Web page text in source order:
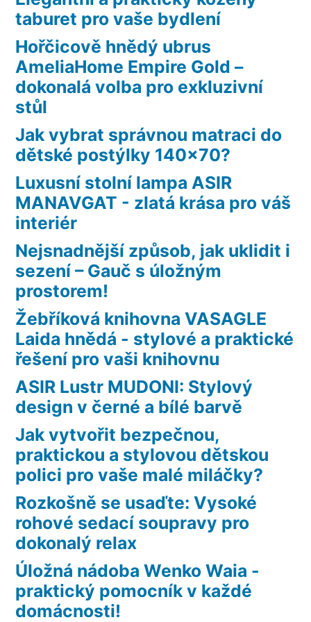
taburet pro vaše bydlení
Hořčicově hnědý ubrus
AmeliaHome Empire Gold –
dokonalá volba pro exkluzivní
stůl
Jak vybrat správnou matraci do
dětské postýlky 140×70?
Luxusní stolní lampa ASIR
MANAVGAT - zlatá krása pro váš
interiér
Nejsnadnější způsob, jak uklidit i
sezení – Gauč s úložným
prostorem!
Žebříková knihovna VASAGLE
Laida hnědá - stylové a praktické
řešení pro vaši knihovnu
ASIR Lustr MUDONI: Stylový
design v černé a bílé barvě
Jak vytvořit bezpečnou,
praktickou a stylovou dětskou
polici pro vaše malé miláčky?
Rozkošně se usaďte: Vysoké
rohové sedací soupravy pro
dokonalý relax
Úložná nádoba Wenko Waia -
praktický pomocník v každé
domácnosti!